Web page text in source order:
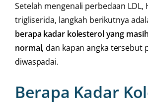
Setelah mengenali perbedaan LDL,
trigliserida, langkah berikutnya
berapa kadar kolesterol yang
normal, dan kapan angka tersebut
diwaspadai.
Berapa Kadar